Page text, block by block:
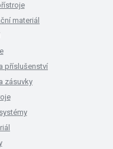
materiál
příslušenství
zásuvky